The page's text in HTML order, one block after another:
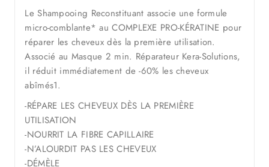
Le Shampooing Reconstituant associe une formule
micro-comblante* au COMPLEXE PRO-KÉRATINE pour
réparer les cheveux dès la première utilisation.
Associé au Masque 2 min. Réparateur Kera-Solutions,
il réduit immédiatement de -60% les cheveux
abîmés1.
-RÉPARE LES CHEVEUX DÈS LA PREMIÈRE
UTILISATION
-NOURRIT LA FIBRE CAPILLAIRE
-N’ALOURDIT PAS LES CHEVEUX
-DÉMÈLE